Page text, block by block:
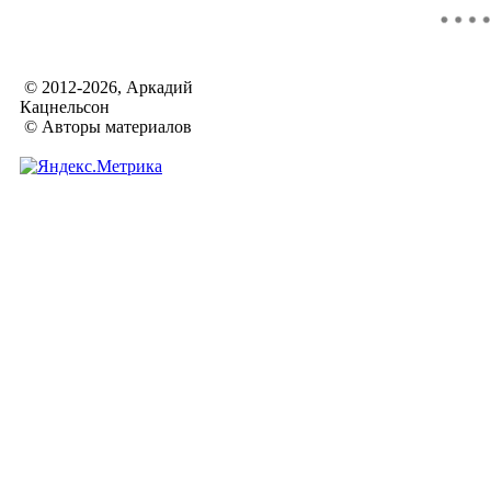
© 2012-2026, Аркадий
Кацнельсон
© Авторы материалов